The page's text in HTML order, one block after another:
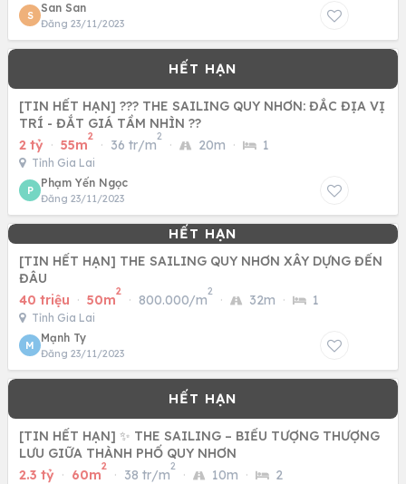
S
San San
Đăng 23/11/2023
[TIN HẾT HẠN] ??? THE SAILING QUY NHƠN: ĐẮC ĐỊA VỊ
TRÍ - ĐẮT GIÁ TẦM NHÌN ??
2 tỷ · 55m
2
· 36 tr/m
2
· 20m · 1
Tỉnh Gia Lai
P
Phạm Yến Ngọc
Đăng 23/11/2023
[TIN HẾT HẠN] THE SAILING QUY NHƠN XÂY DỰNG ĐẾN
ĐÂU
40 triệu · 50m
2
· 800.000/m
2
· 32m · 1
Tỉnh Gia Lai
M
Mạnh Ty
Đăng 23/11/2023
[TIN HẾT HẠN] ✨ THE SAILING – BIỂU TƯỢNG THƯỢNG
LƯU GIỮA THÀNH PHỐ QUY NHƠN
2.3 tỷ · 60m
2
· 38 tr/m
2
· 10m · 2